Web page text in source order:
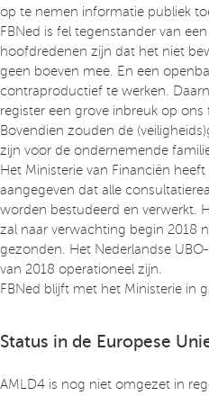
op te nemen informatie publiek
FBNed is fel tegenstander van
hoofdredenen zijn dat het niet
geen boeven mee. En een
contraproductief te werken.
register een grove inbreuk op
Bovendien zouden de
zijn voor de ondernemende
Het Ministerie van Financiën
aangegeven dat alle
worden bestudeerd en verwerkt.
zal naar verwachting begin 2018
gezonden. Het Nederlandse
van 2018 operationeel zijn.
FBNed blijft met het Ministerie in
Status in de Europese
AMLD4 is nog niet omgezet in